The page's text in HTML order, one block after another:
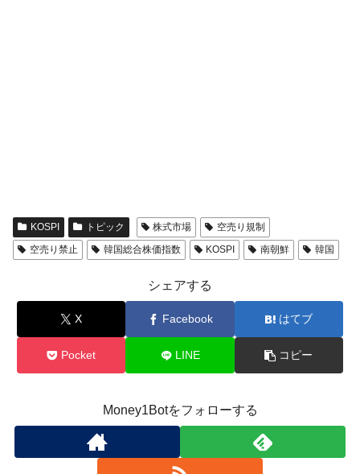
KOSPI トピック 株式市場
空売り規制
空売り禁止
韓国総合株価指数 KOSPI 南朝鮮 韓国
シェアする
X Facebook はてブ
Pocket LINE コピー
Money1Botをフォローする